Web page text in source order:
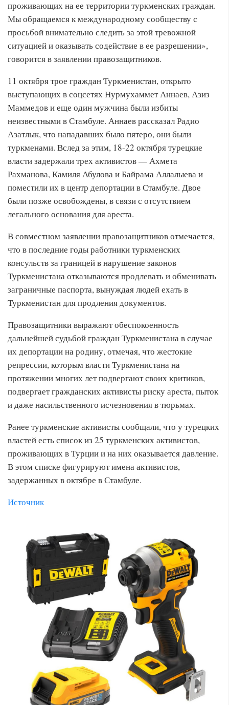
проживающих на ее территории туркменских граждан.
Мы обращаемся к международному сообществу с
просьбой внимательно следить за этой тревожной
ситуацией и оказывать содействие в ее разрешении»,
говорится в заявлении правозащитников.
11 октября трое граждан Туркменистан, открыто
выступающих в соцсетях Нурмухаммет Аннаев, Азиз
Маммедов и еще один мужчина были избиты
неизвестными в Стамбуле. Аннаев рассказал Радио
Азатлык, что нападавших было пятеро, они были
туркменами. Вслед за этим, 18-22 октября турецкие
власти задержали трех активистов — Ахмета
Рахманова, Камиля Абулова и Байрама Аллалыева и
поместили их в центр депортации в Стамбуле. Двое
были позже освобождены, в связи с отсутствием
легального основания для ареста.
В совместном заявлении правозащитников отмечается,
что в последние годы работники туркменских
консульств за границей в нарушение законов
Туркменистана отказываются продлевать и обменивать
заграничные паспорта, вынуждая людей ехать в
Туркменистан для продления документов.
Правозащитники выражают обеспокоенность
дальнейшей судьбой граждан Туркменистана в случае
их депортации на родину, отмечая, что жестокие
репрессии, которым власти Туркменистана на
протяжении многих лет подвергают своих критиков,
подвергает гражданских активисты риску ареста, пыток
и даже насильственного исчезновения в тюрьмах.
Ранее туркменские активисты сообщали, что у турецких
властей есть список из 25 туркменских активистов,
проживающих в Турции и на них оказывается давление.
В этом списке фигурируют имена активистов,
задержанных в октябре в Стамбуле.
Источник